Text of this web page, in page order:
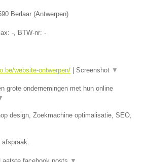
Berlaar (Antwerpen)
-, BTW-nr: -
website-ontwerpen/ Screenshot ▼
grote ondernemingen met hun online
design, Zoekmachine optimalisatie, SEO,
afspraak.